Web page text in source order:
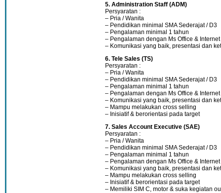
5. Administration Staff (ADM)
Persyaratan :
– Pria / Wanita
– Pendidikan minimal SMA Sederajat / D3
– Pengalaman minimal 1 tahun
– Pengalaman dengan Ms Office & Internet
– Komunikasi yang baik, presentasi dan
6. Tele Sales (TS)
Persyaratan :
– Pria / Wanita
– Pendidikan minimal SMA Sederajat / D3
– Pengalaman minimal 1 tahun
– Pengalaman dengan Ms Office & Internet
– Komunikasi yang baik, presentasi dan
– Mampu melakukan cross selling
– Inisiatif & berorientasi pada target
7. Sales Account Executive (SAE)
Persyaratan :
– Pria / Wanita
– Pendidikan minimal SMA Sederajat / D3
– Pengalaman minimal 1 tahun
– Pengalaman dengan Ms Office & Internet
– Komunikasi yang baik, presentasi dan
– Mampu melakukan cross selling
– Inisiatif & berorientasi pada target
– Memiliki SIM C, motor & suka kegiatan